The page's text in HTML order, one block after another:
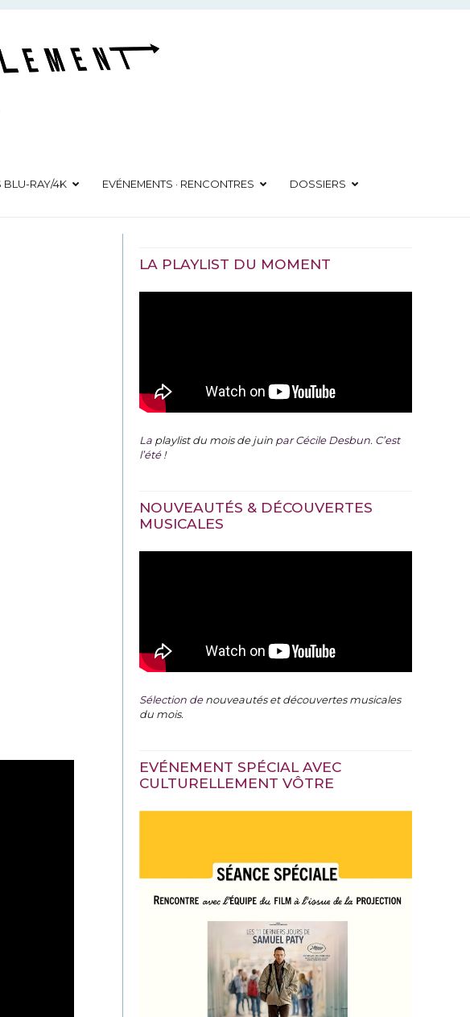
Vôtre
BLU-RAY/4K EVÉNEMENTS · RENCONTRES DOSSIERS
LA PLAYLIST DU MOMENT
La playlist du mois de juin par Cécile Desbun. C’est
l’été !
NOUVEAUTÉS & DÉCOUVERTES
MUSICALES
Sélection denouveautés et découvertes musicales
du mois.
EVÉNEMENT SPÉCIAL AVEC
CULTURELLEMENT VÔTRE